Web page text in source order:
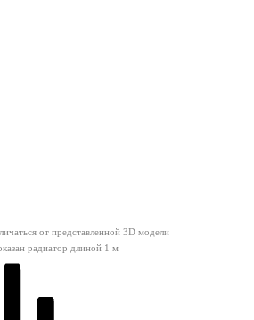
от представленной 3D модели
радиатор длиной 1 м